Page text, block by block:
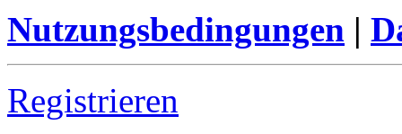
Nutzungsbedingungen |
Registrieren